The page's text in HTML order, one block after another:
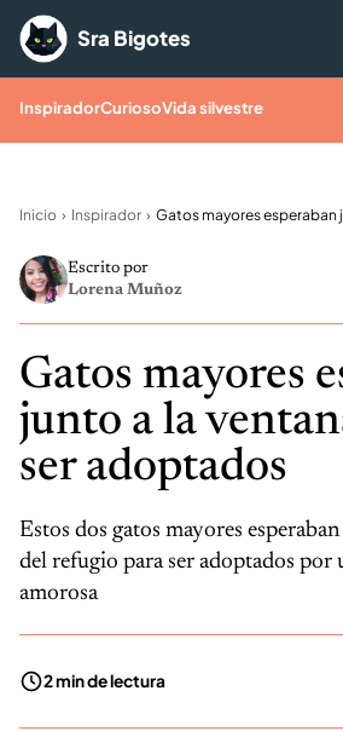
Saltar al contenido
Sra Bigotes
InspiradorCuriosoVida silvestre
Inicio Inspirador
Escrito por
Lorena Muñoz
Gatos mayores
junto a la
ser adoptados
Estos dos gatos mayores
del refugio para ser adoptados por
amorosa
2 min de lectura